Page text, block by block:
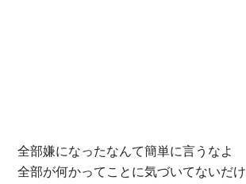
全部嫌になったなんて簡単に言うなよ
全部が何かってことに気づいてないだけ